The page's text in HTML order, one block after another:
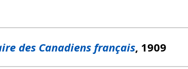
des Canadiens français, 1909